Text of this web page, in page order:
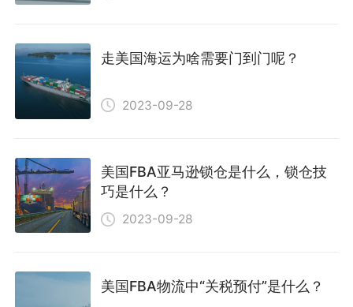
走美国海运为啥需要门到门呢？
2023-09-28
美国FBA亚马逊锁仓是什么，锁仓技
巧是什么？
2023-09-28
美国FBA物流中“关税预付”是什么？